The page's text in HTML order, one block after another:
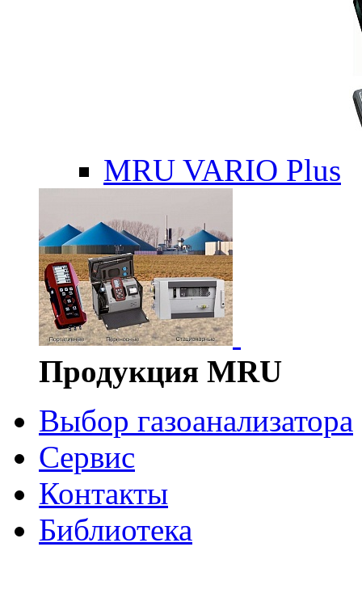
MRU VARIO Plus
Продукция MRU
Выбор газоанализатора
Сервис
Контакты
Библиотека